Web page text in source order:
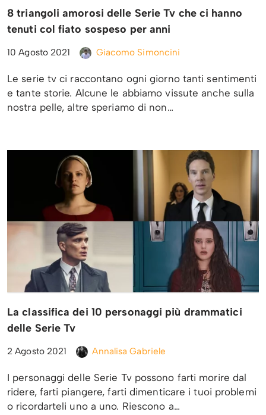
8 triangoli amorosi delle Serie Tv che ci hanno
tenuti col fiato sospeso per anni
10 Agosto 2021 Giacomo Simoncini
Le serie tv ci raccontano ogni giorno tanti sentimenti
e tante storie. Alcune le abbiamo vissute anche sulla
nostra pelle, altre speriamo di non…
La classifica dei 10 personaggi più drammatici
delle Serie Tv
2 Agosto 2021 Annalisa Gabriele
I personaggi delle Serie Tv possono farti morire dal
ridere, farti piangere, farti dimenticare i tuoi problemi
o ricordarteli uno a uno. Riescono a…